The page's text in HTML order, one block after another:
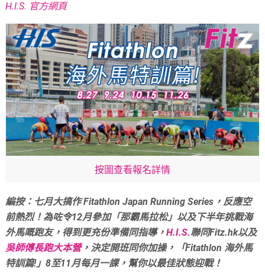
H.I.S. 官方網頁
按圖查看報名詳情
編按：七月大搞作 Fitathlon Japan Running Series，反應空
前熱烈！為咗令12月參加「那霸馬拉松」以及下半年挑戰海
外馬嘅跑友，得到更充份準備同指導，H.I.S.聯同Fitz.hk以及
吳師傅長跑大本營，決定開班同你加操，「Fitathlon 海外馬
特訓篇!」8至11月每月一課，幫你以最佳狀態迎戰！